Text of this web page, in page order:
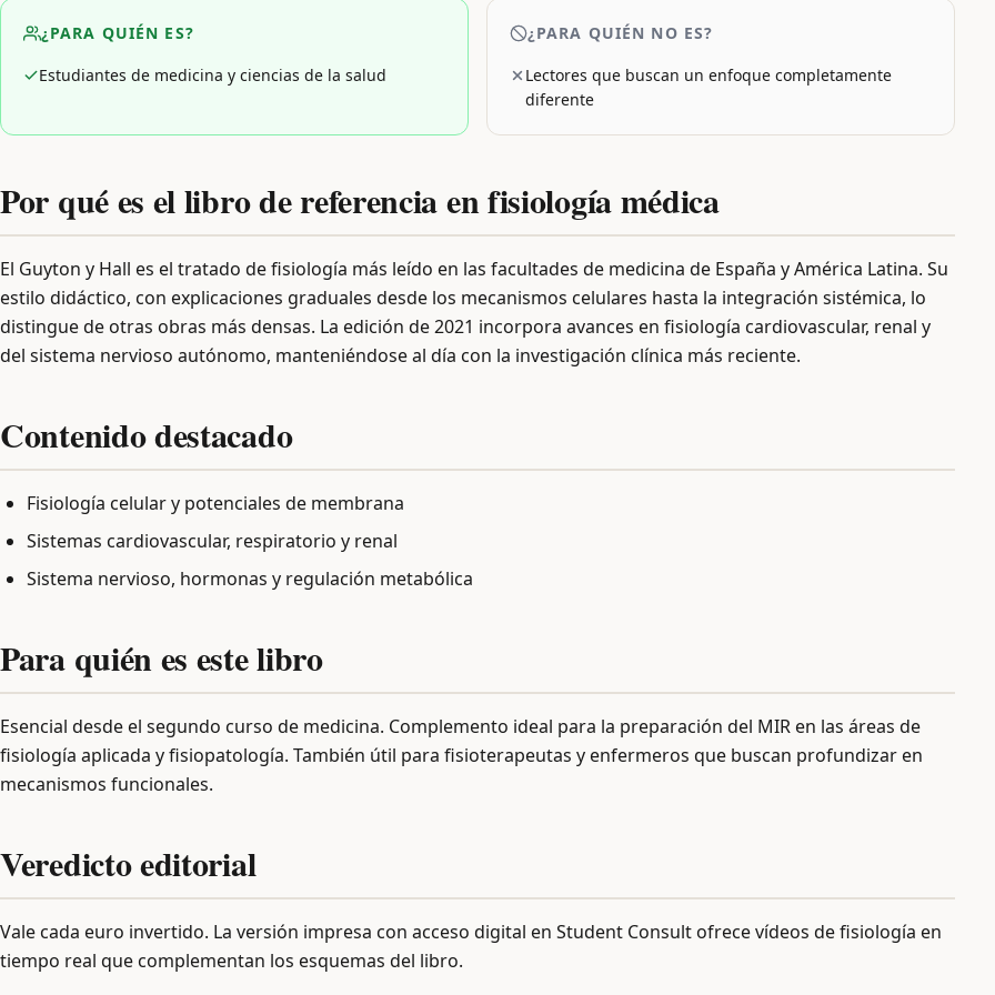
¿PARA QUIÉN ES?
Estudiantes de medicina y ciencias de la salud
¿PARA QUIÉN NO ES?
Lectores que buscan un enfoque completamente
diferente
Por qué es el libro de referencia en fisiología médica
El Guyton y Hall es el tratado de fisiología más leído en las facultades de medicina de España y América Latina. Su
estilo didáctico, con explicaciones graduales desde los mecanismos celulares hasta la integración sistémica, lo
distingue de otras obras más densas. La edición de 2021 incorpora avances en fisiología cardiovascular, renal y
del sistema nervioso autónomo, manteniéndose al día con la investigación clínica más reciente.
Contenido destacado
Fisiología celular y potenciales de membrana
Sistemas cardiovascular, respiratorio y renal
Sistema nervioso, hormonas y regulación metabólica
Para quién es este libro
Esencial desde el segundo curso de medicina. Complemento ideal para la preparación del MIR en las áreas de
fisiología aplicada y fisiopatología. También útil para fisioterapeutas y enfermeros que buscan profundizar en
mecanismos funcionales.
Veredicto editorial
Vale cada euro invertido. La versión impresa con acceso digital en Student Consult ofrece vídeos de fisiología en
tiempo real que complementan los esquemas del libro.